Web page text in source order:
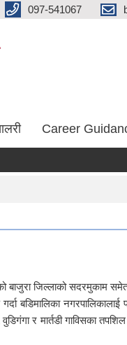
097-541067
Career
बाजुरा जिल्लाको सदरमुकाम
बडिमालिका
वुडिगंगा र मार्तडी गाविसका